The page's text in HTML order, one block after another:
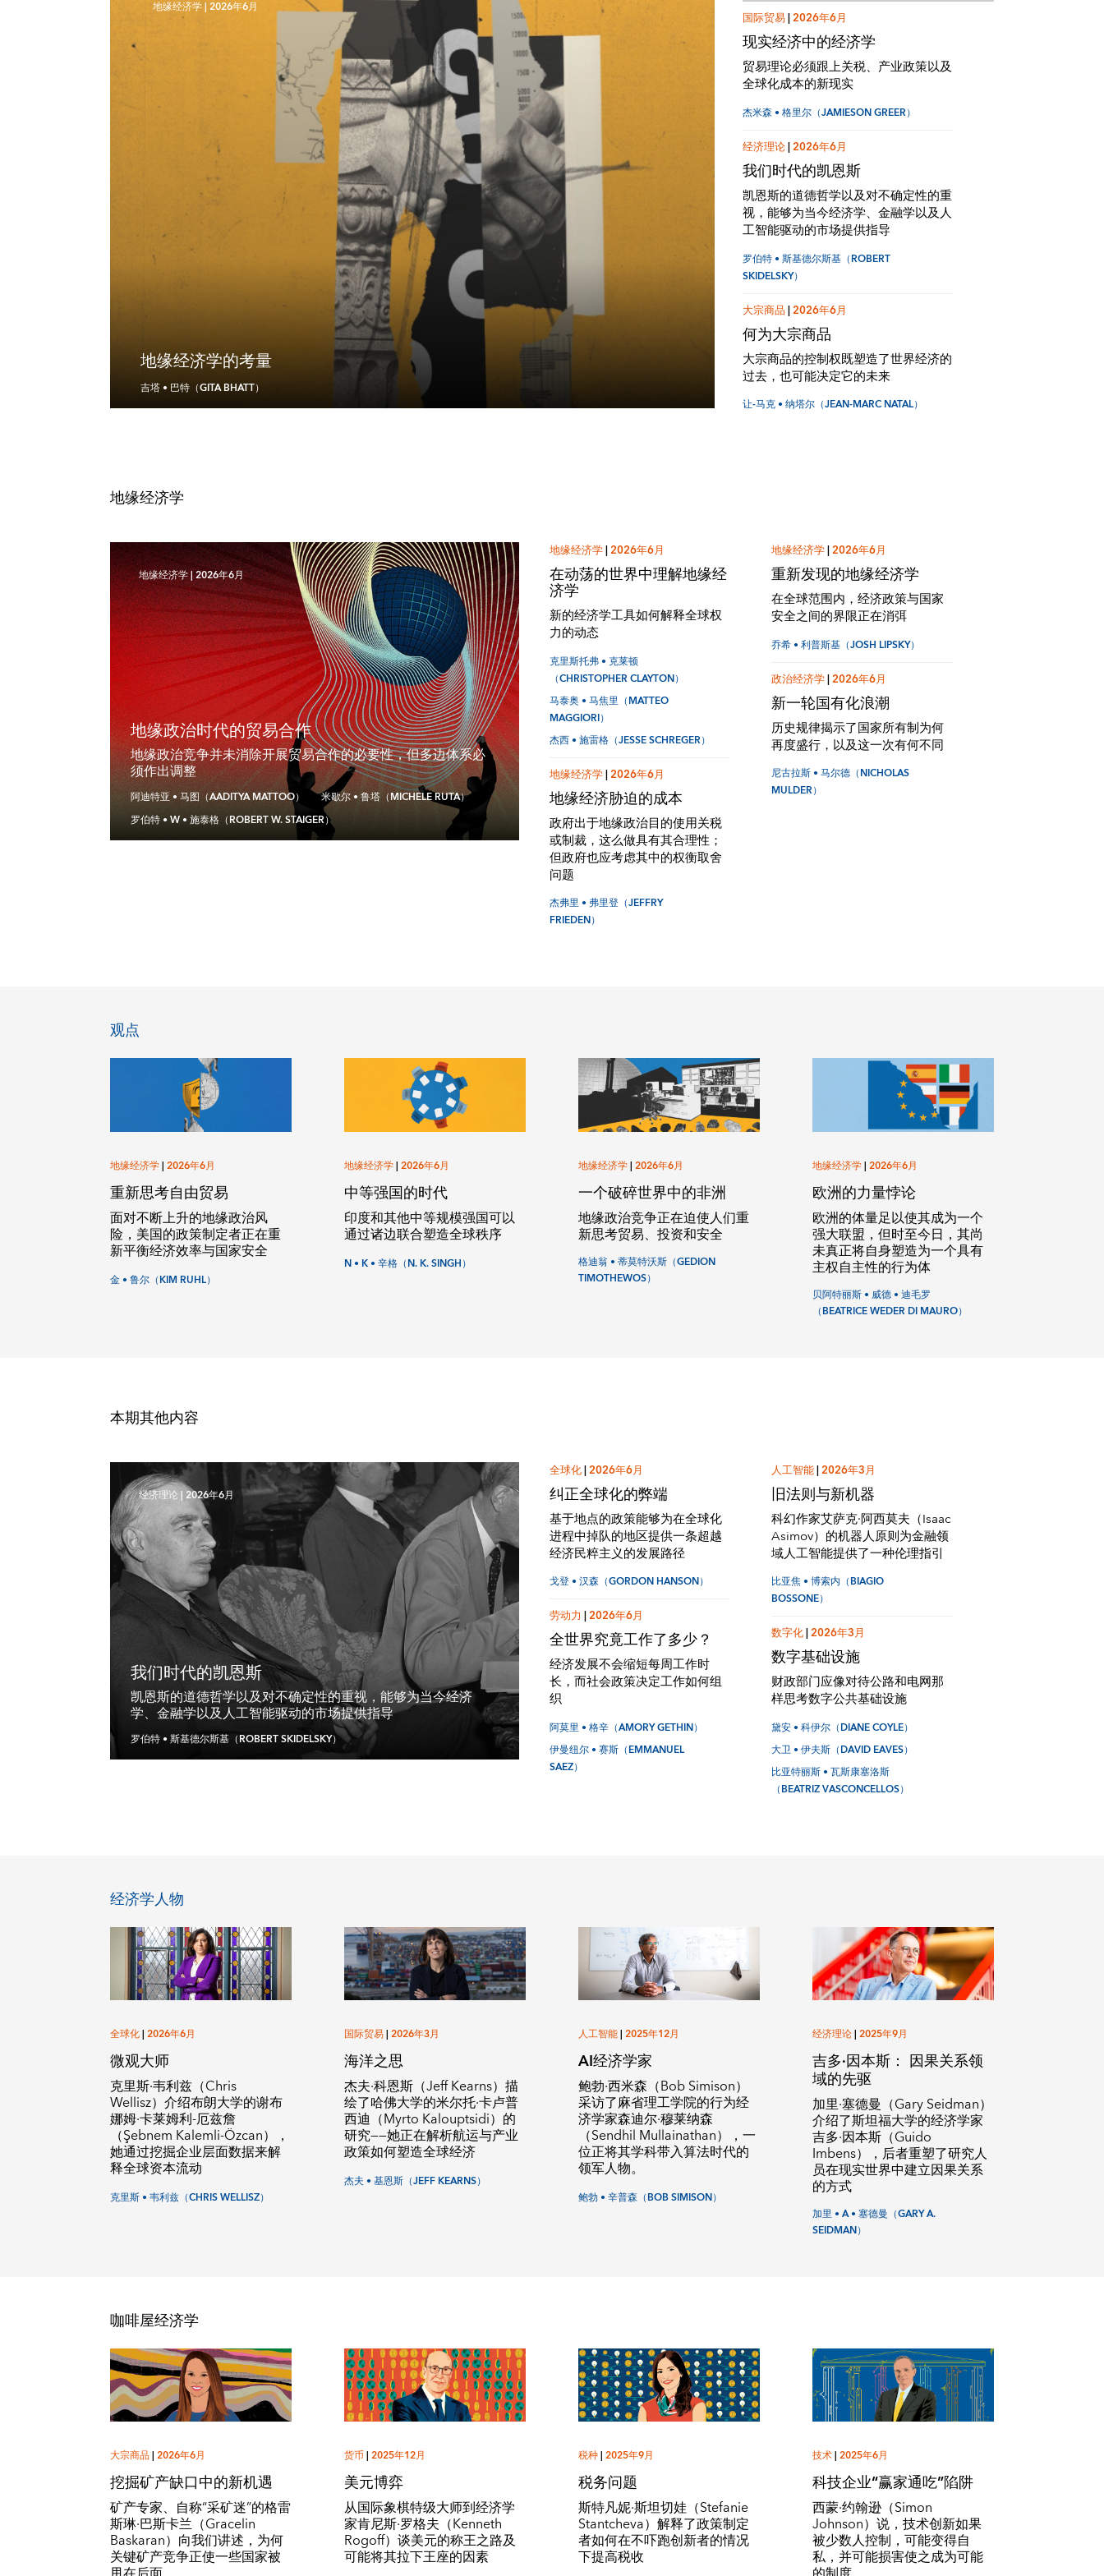
地缘经济学|2026年6月
地缘经济学的考量
吉塔 • 巴特（GITA BHATT）
国际贸易|2026年6月
现实经济中的经济学
贸易理论必须跟上关税、产业政策以及
全球化成本的新现实
杰米森 • 格里尔（JAMIESON GREER）
经济理论|2026年6月
我们时代的凯恩斯
凯恩斯的道德哲学以及对不确定性的重
视，能够为当今经济学、金融学以及人
工智能驱动的市场提供指导
罗伯特 • 斯基德尔斯基（ROBERT
SKIDELSKY）
大宗商品|2026年6月
何为大宗商品
大宗商品的控制权既塑造了世界经济的
过去，也可能决定它的未来
让-马克 • 纳塔尔（JEAN-MARC NATAL）
地缘经济学
地缘经济学|2026年6月
地缘政治时代的贸易合作
地缘政治竞争并未消除开展贸易合作的必要性，但多边体系必
须作出调整
阿迪特亚 • 马图（AADITYA MATTOO）
米歇尔 • 鲁塔（MICHELE RUTA）
罗伯特 • W • 施泰格（ROBERT W. STAIGER）
地缘经济学|2026年6月
在动荡的世界中理解地缘经
济学
新的经济学工具如何解释全球权
力的动态
克里斯托弗 • 克莱顿
（CHRISTOPHER CLAYTON）
马泰奥 • 马焦里（MATTEO
MAGGIORI）
杰西 • 施雷格（JESSE SCHREGER）
地缘经济学|2026年6月
地缘经济胁迫的成本
政府出于地缘政治目的使用关税
或制裁，这么做具有其合理性；
但政府也应考虑其中的权衡取舍
问题
杰弗里 • 弗里登（JEFFRY
FRIEDEN）
地缘经济学|2026年6月
重新发现的地缘经济学
在全球范围内，经济政策与国家
安全之间的界限正在消弭
乔希 • 利普斯基（JOSH LIPSKY）
政治经济学|2026年6月
新一轮国有化浪潮
历史规律揭示了国家所有制为何
再度盛行，以及这一次有何不同
尼古拉斯 • 马尔德（NICHOLAS
MULDER）
观点
地缘经济学| 2026年6月
重新思考自由贸易
面对不断上升的地缘政治风
险，美国的政策制定者正在重
新平衡经济效率与国家安全
金 • 鲁尔（KIM RUHL）
地缘经济学| 2026年6月
中等强国的时代
印度和其他中等规模强国可以
通过诸边联合塑造全球秩序
N • K • 辛格（N. K. SINGH）
地缘经济学| 2026年6月
一个破碎世界中的非洲
地缘政治竞争正在迫使人们重
新思考贸易、投资和安全
格迪翁 • 蒂莫特沃斯（GEDION
TIMOTHEWOS）
地缘经济学|2026年6月
欧洲的力量悖论
欧洲的体量足以使其成为一个
强大联盟，但时至今日，其尚
未真正将自身塑造为一个具有
主权自主性的行为体
贝阿特丽斯 • 威德 • 迪毛罗
（BEATRICE WEDER DI MAURO）
本期其他内容
经济理论| 2026年6月
我们时代的凯恩斯
凯恩斯的道德哲学以及对不确定性的重视，能够为当今经济
学、金融学以及人工智能驱动的市场提供指导
罗伯特 • 斯基德尔斯基（ROBERT SKIDELSKY）
全球化|2026年6月
纠正全球化的弊端
基于地点的政策能够为在全球化
进程中掉队的地区提供一条超越
经济民粹主义的发展路径
戈登 • 汉森（GORDON HANSON）
劳动力 |2026年6月
全世界究竟工作了多少？
经济发展不会缩短每周工作时
长，而社会政策决定工作如何组
织
阿莫里 • 格辛（AMORY GETHIN）
伊曼纽尔 • 赛斯（EMMANUEL
SAEZ）
人工智能|2026年3月
旧法则与新机器
科幻作家艾萨克·阿西莫夫（Isaac
Asimov）的机器人原则为金融领
域人工智能提供了一种伦理指引
比亚焦 • 博索内（BIAGIO
BOSSONE）
数字化|2026年3月
数字基础设施
财政部门应像对待公路和电网那
样思考数字公共基础设施
黛安 • 科伊尔（DIANE COYLE）
大卫 • 伊夫斯（DAVID EAVES）
比亚特丽斯 • 瓦斯康塞洛斯
（BEATRIZ VASCONCELLOS）
经济学人物
全球化| 2026年6月
微观大师
克里斯·韦利兹（Chris
Wellisz）介绍布朗大学的谢布
娜姆·卡莱姆利-厄兹詹
（Şebnem Kalemli-Özcan），
她通过挖掘企业层面数据来解
释全球资本流动
克里斯 • 韦利兹（CHRIS WELLISZ）
国际贸易| 2026年3月
海洋之思
杰夫·科恩斯（Jeff Kearns）描
绘了哈佛大学的米尔托·卡卢普
西迪（Myrto Kalouptsidi）的
研究——她正在解析航运与产业
政策如何塑造全球经济
杰夫 • 基恩斯（JEFF KEARNS）
人工智能| 2025年12月
AI经济学家
鲍勃·西米森（Bob Simison）
采访了麻省理工学院的行为经
济学家森迪尔·穆莱纳森
（Sendhil Mullainathan），一
位正将其学科带入算法时代的
领军人物。
鲍勃 • 辛普森（BOB SIMISON）
经济理论|2025年9月
吉多·因本斯： 因果关系领
域的先驱
加里·塞德曼（Gary Seidman）
介绍了斯坦福大学的经济学家
吉多·因本斯（Guido
Imbens），后者重塑了研究人
员在现实世界中建立因果关系
的方式
加里 • A • 塞德曼（GARY A.
SEIDMAN）
咖啡屋经济学
大宗商品| 2026年6月
挖掘矿产缺口中的新机遇
矿产专家、自称“采矿迷”的格雷
斯琳·巴斯卡兰（Gracelin
Baskaran）向我们讲述，为何
关键矿产竞争正使一些国家被
货币| 2025年12月
美元博弈
从国际象棋特级大师到经济学
家肯尼斯·罗格夫（Kenneth
Rogoff）谈美元的称王之路及
可能将其拉下王座的因素
税种| 2025年9月
税务问题
斯特凡妮·斯坦切娃（Stefanie
Stantcheva）解释了政策制定
者如何在不吓跑创新者的情况
下提高税收
技术|2025年6月
科技企业“赢家通吃”陷阱
西蒙·约翰逊（Simon
Johnson）说，技术创新如果
被少数人控制，可能变得自
私，并可能损害使之成为可能